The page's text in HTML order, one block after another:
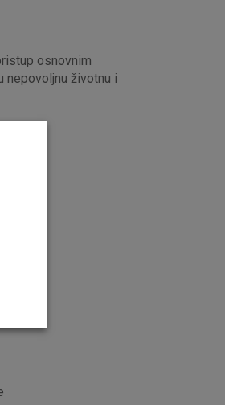
osnovnim
nepovoljnu životnu i